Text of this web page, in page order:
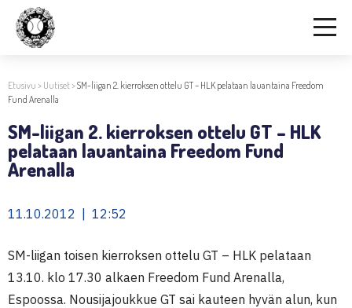
Etusivu > Uutiset>SM-liigan 2. kierroksen ottelu GT – HLK pelataan lauantaina Freedom
Fund Arenalla
SM-liigan 2. kierroksen ottelu GT – HLK
pelataan lauantaina Freedom Fund
Arenalla
11.10.2012 | 12:52
SM-liigan toisen kierroksen ottelu GT – HLK pelataan
13.10. klo 17.30 alkaen Freedom Fund Arenalla,
Espoossa. Nousijajoukkue GT sai kauteen hyvän alun, kun